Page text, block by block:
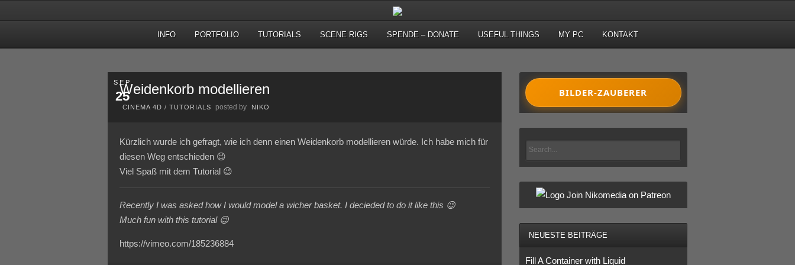
INFO PORTFOLIO TUTORIALS SCENE RIGS SPENDE – DONATE USEFUL THINGS MY PC KONTAKT
SEP.
25
Weidenkorb modellieren
CINEMA 4D /TUTORIALS posted by NIKO
Kürzlich wurde ich gefragt, wie ich denn einen Weidenkorb modellieren würde. Ich habe mich für
diesen Weg entschieden 😉
Viel Spaß mit dem Tutorial 😉
Recently I was asked how I would model a wicher basket. I decieded to do it like this 😉
Much fun with this tutorial 😉
https://vimeo.com/185236884
BILDER-ZAUBERER
Join Nikomedia on Patreon
NEUESTE BEITRÄGE
Fill A Container with Liquid